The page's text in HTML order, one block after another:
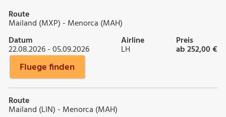
Route
Mailand (MXP) - Menorca (MAH)
Datum
22.08.2026 - 05.09.2026
Airline
LH
Preis
ab 252,00 €
Fluege finden
Route
Mailand (LIN) - Menorca (MAH)